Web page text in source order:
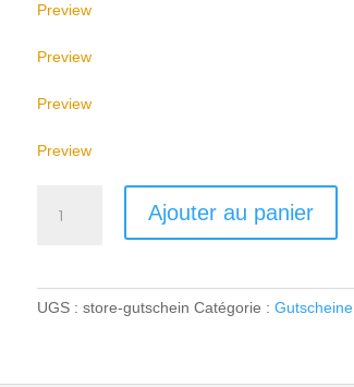
Preview
Preview
Preview
Preview
Ajouter au panier
UGS : store-gutschein Catégorie : Gutscheine